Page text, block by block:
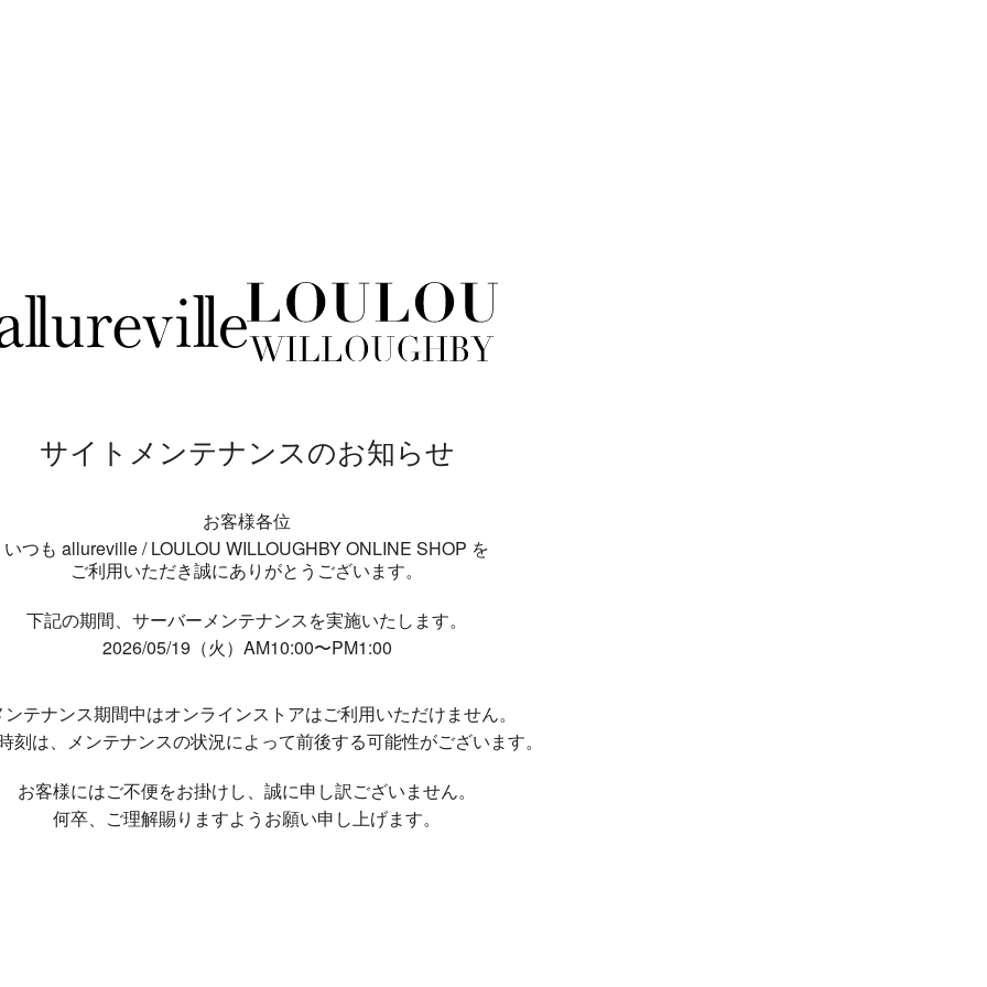
サイトメンテナンスのお知らせ
お客様各位
いつも allureville / LOULOU WILLOUGHBY ONLINE SHOP を
ご利用いただき誠にありがとうございます。
下記の期間、サーバーメンテナンスを実施いたします。
2026/05/19（火）AM10:00〜PM1:00
ンテナンス期間中はオンラインストアはご利用いただけません。
刻は、メンテナンスの状況によって前後する可能性がございます。
お客様にはご不便をお掛けし、 誠に申し訳ございません。
何卒、ご理解賜りますようお願い申し上げます。